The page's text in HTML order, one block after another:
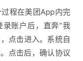
程在美团App内完
账户后，直奔“我
点击进入。系统自
点击后，确认协议